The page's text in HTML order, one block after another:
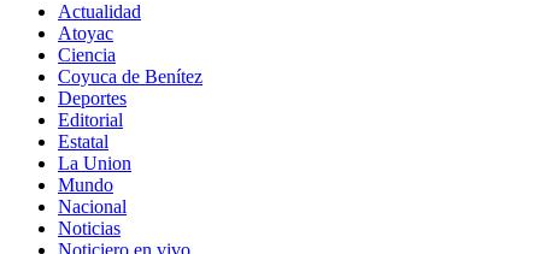
Actualidad
Atoyac
Ciencia
Coyuca de Benítez
Deportes
Editorial
Estatal
La Union
Mundo
Nacional
Noticias